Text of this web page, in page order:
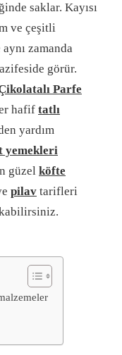
saklar. Kayısı
ve çeşitli
zamanda
görür.
Parfe
hafif tatlı
yardım
yemekleri
güzel köfte
pilav tarifleri